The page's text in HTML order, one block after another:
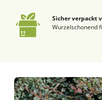
Sicher verpackt
Wurzelschonend